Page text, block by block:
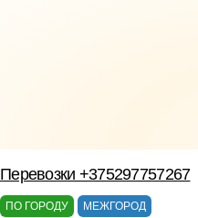
Перевозки +375297757267
ПО ГОРОДУ МЕЖГОРОД